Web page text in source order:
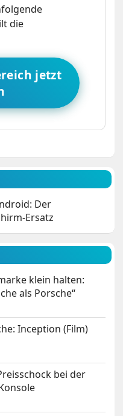
die
jetzt
Der
Ersatz
klein halten:
als Porsche“
Inception (Film)
bei der